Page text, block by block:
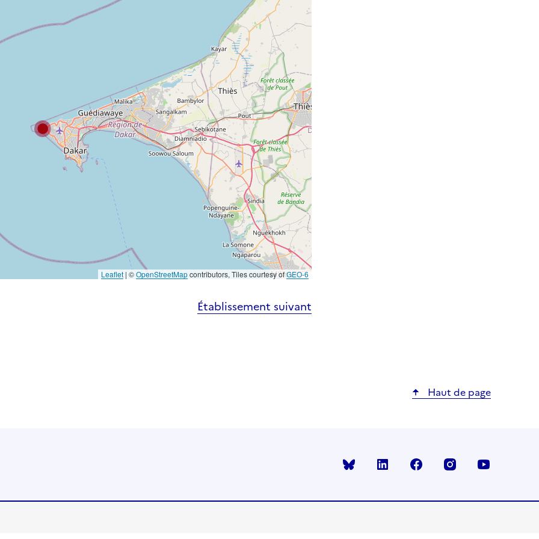
Leaflet | ©OpenStreetMapcontributors, Tiles courtesy ofGEO-6
Établissement suivant
Haut de page
Bluesky linkedin facebook instagram